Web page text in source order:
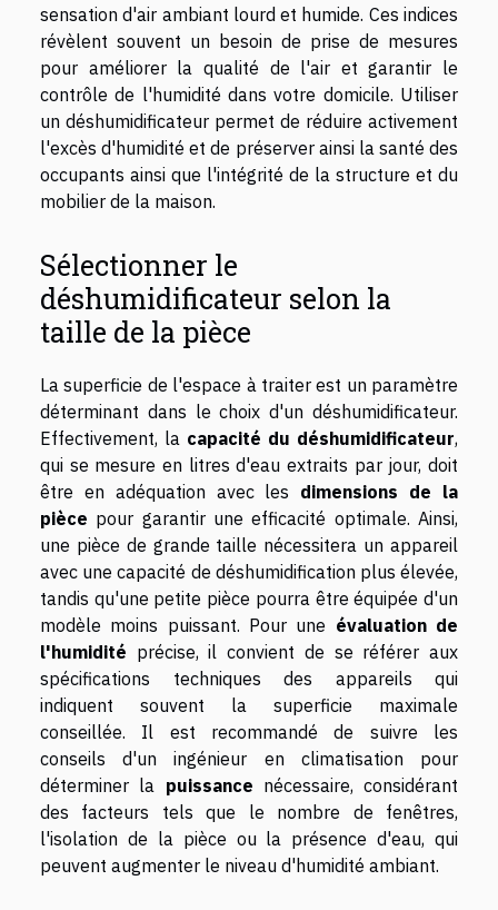
sensation d'air ambiant lourd et humide. Ces indices
révèlent souvent un besoin de prise de mesures
pour améliorer la qualité de l'air et garantir le
contrôle de l'humidité dans votre domicile. Utiliser
un déshumidificateur permet de réduire activement
l'excès d'humidité et de préserver ainsi la santé des
occupants ainsi que l'intégrité de la structure et du
mobilier de la maison.
Sélectionner le
déshumidificateur selon la
taille de la pièce
La superficie de l'espace à traiter est un paramètre
déterminant dans le choix d'un déshumidificateur.
Effectivement, la capacité du déshumidificateur,
qui se mesure en litres d'eau extraits par jour, doit
être en adéquation avec les dimensions de la
pièce pour garantir une efficacité optimale. Ainsi,
une pièce de grande taille nécessitera un appareil
avec une capacité de déshumidification plus élevée,
tandis qu'une petite pièce pourra être équipée d'un
modèle moins puissant. Pour une évaluation de
l'humidité précise, il convient de se référer aux
spécifications techniques des appareils qui
indiquent souvent la superficie maximale
conseillée. Il est recommandé de suivre les
conseils d'un ingénieur en climatisation pour
déterminer la puissance nécessaire, considérant
des facteurs tels que le nombre de fenêtres,
l'isolation de la pièce ou la présence d'eau, qui
peuvent augmenter le niveau d'humidité ambiant.